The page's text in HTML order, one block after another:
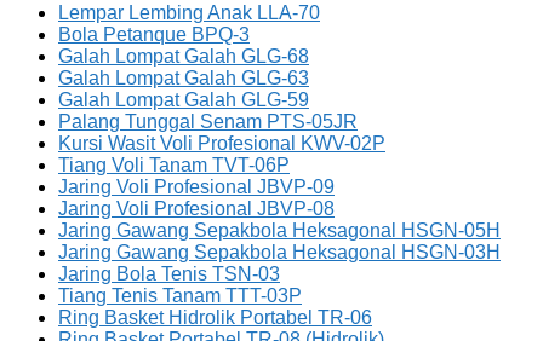
Lempar Lembing Anak LLA-70
Bola Petanque BPQ-3
Galah Lompat Galah GLG-68
Galah Lompat Galah GLG-63
Galah Lompat Galah GLG-59
Palang Tunggal Senam PTS-05JR
Kursi Wasit Voli Profesional KWV-02P
Tiang Voli Tanam TVT-06P
Jaring Voli Profesional JBVP-09
Jaring Voli Profesional JBVP-08
Jaring Gawang Sepakbola Heksagonal HSGN-05H
Jaring Gawang Sepakbola Heksagonal HSGN-03H
Jaring Bola Tenis TSN-03
Tiang Tenis Tanam TTT-03P
Ring Basket Hidrolik Portabel TR-06